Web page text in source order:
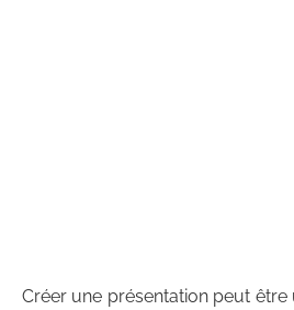
Créer une présentation peut être